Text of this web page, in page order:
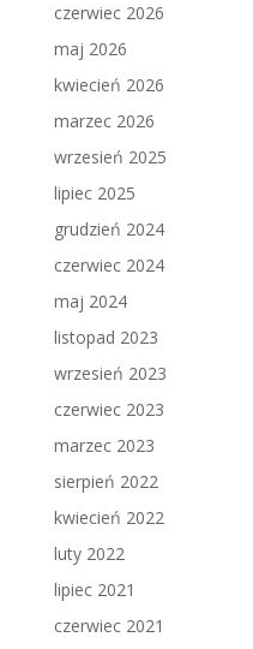
czerwiec 2026
maj 2026
kwiecień 2026
marzec 2026
wrzesień 2025
lipiec 2025
grudzień 2024
czerwiec 2024
maj 2024
listopad 2023
wrzesień 2023
czerwiec 2023
marzec 2023
sierpień 2022
kwiecień 2022
luty 2022
lipiec 2021
czerwiec 2021